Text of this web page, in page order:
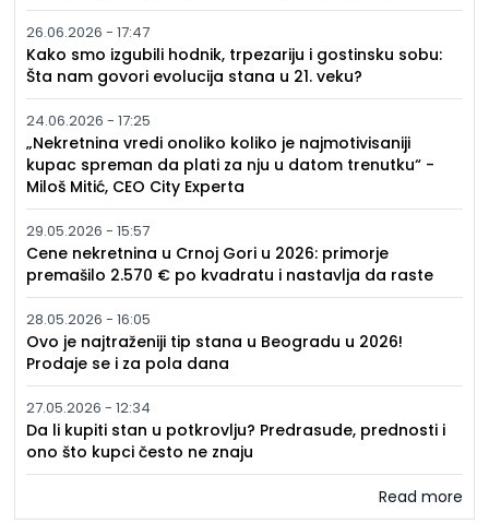
26.06.2026 - 17:47
Kako smo izgubili hodnik, trpezariju i gostinsku sobu:
Šta nam govori evolucija stana u 21. veku?
24.06.2026 - 17:25
„Nekretnina vredi onoliko koliko je najmotivisaniji
kupac spreman da plati za nju u datom trenutku“ -
Miloš Mitić, CEO City Experta
29.05.2026 - 15:57
Cene nekretnina u Crnoj Gori u 2026: primorje
premašilo 2.570 € po kvadratu i nastavlja da raste
28.05.2026 - 16:05
Ovo je najtraženiji tip stana u Beogradu u 2026!
Prodaje se i za pola dana
27.05.2026 - 12:34
Da li kupiti stan u potkrovlju? Predrasude, prednosti i
ono što kupci često ne znaju
Read more